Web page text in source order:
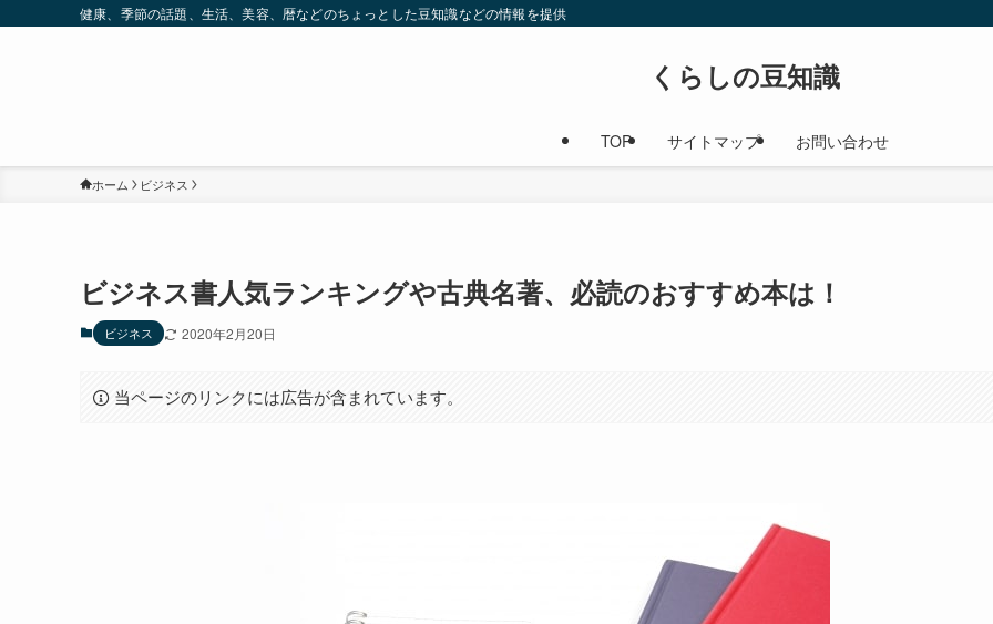
健康、季節の話題、生活、美容、暦などのちょっとした豆知識などの情報を提供
くらしの豆知識
TOP サイトマップ お問い合わせ
ホーム ビジネス
ビジネス書人気ランキングや古典名著、必読のおすすめ本は！
ビジネス 2020年2月20日
当ページのリンクには広告が含まれています。